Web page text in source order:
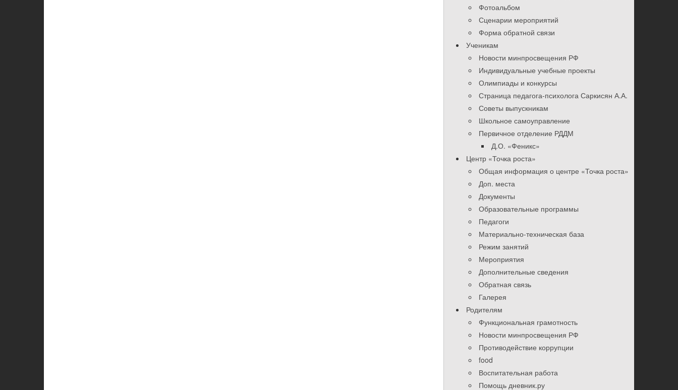
Фотоальбом
Сценарии мероприятий
Форма обратной связи
Ученикам
Новости минпросвещения РФ
Индивидуальные учебные проекты
Олимпиады и конкурсы
Страница педагога-психолога Саркисян А.А.
Советы выпускникам
Школьное самоуправление
Первичное отделение РДДМ
Д.О. «Феникс»
Центр «Точка роста»
Общая информация о центре «Точка роста»
Доп. места
Документы
Образовательные программы
Педагоги
Материально-техническая база
Режим занятий
Мероприятия
Дополнительные сведения
Обратная связь
Галерея
Родителям
Функциональная грамотность
Новости минпросвещения РФ
Противодействие коррупции
food
Воспитательная работа
Помощь дневник.ру